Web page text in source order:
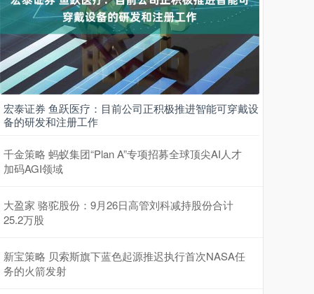
宏泰证券 鱼跃医疗：目前公司正积极推进智能可穿戴设
备的研发和注册工作
千金策略 蚂蚁集团“Plan A”专项招募全球顶尖AI人才
加码AGI领域
大盈家 骆驼股份：9月26日高管刘科减持股份合计
25.2万股
新宝策略 贝索斯旗下蓝色起源推迟执行首次NASA任
务的火箭发射